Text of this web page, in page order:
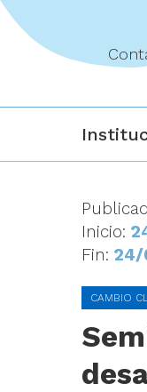
Inicio:
Fin: 24/
CAMBIO